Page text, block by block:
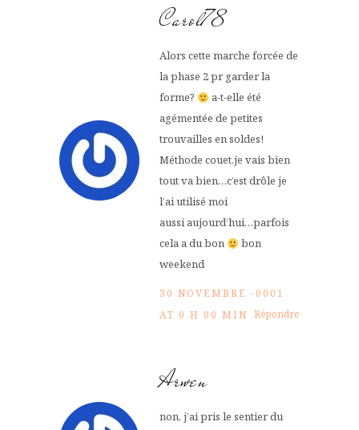
Carol78
Alors cette marche forcée de
la phase 2 pr garder la
forme?
a-t-elle été
agémentée de petites
trouvailles en soldes!
Méthode couet,je vais bien
tout va bien…c’est drôle je
l’ai utilisé moi
aussi aujourd’hui…parfois
cela a du bon
bon
weekend
30 NOVEMBRE -0001
AT 0 H 00 MIN Répondre
Arwen
non, j’ai pris le sentier du